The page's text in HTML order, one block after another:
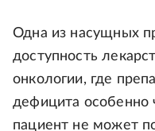
Одна из насущных
доступность
онкологии, где
дефицита особенно
пациент не может